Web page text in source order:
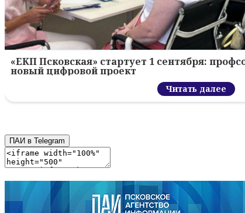
«ЕКП Псковская» стартует 1 сентября:
новый цифровой проект
Читать далее
ПАИ в Telegram